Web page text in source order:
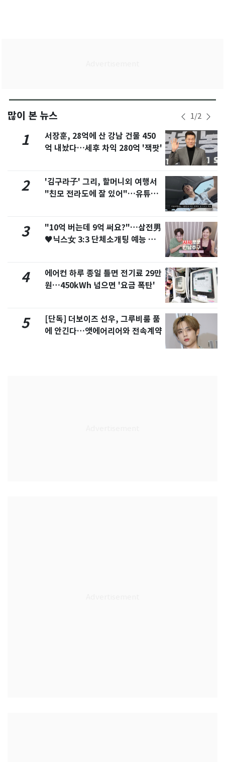
많이 본 뉴스 1/2
1
서장훈, 28억에 산 강남 건물 450
억 내놨다…세후 차익 280억 '잭팟'
2
'김구라子' 그리, 할머니외 여행서
"친모 전라도에 잘 있어"…유튜브
3
"10억 버는데 9억 써요?"…삼전男
♥닉스女 3:3 단체소개팅 예능 화
4
에어컨 하루 종일 틀면 전기료 29만
원…450kWh 넘으면 '요금 폭탄'
5
[단독] 더보이즈 선우, 그루비룸 품
에 안긴다…앳에어리어와 전속계약